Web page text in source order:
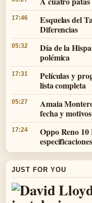
17:46
Esquelas del
Diferencias
05:32
Día de la
polémica
17:31
Películas y
lista completa
05:27
Amaia
fecha y motivos
17:24
Oppo Reno
especificaciones
JUST FOR YOU